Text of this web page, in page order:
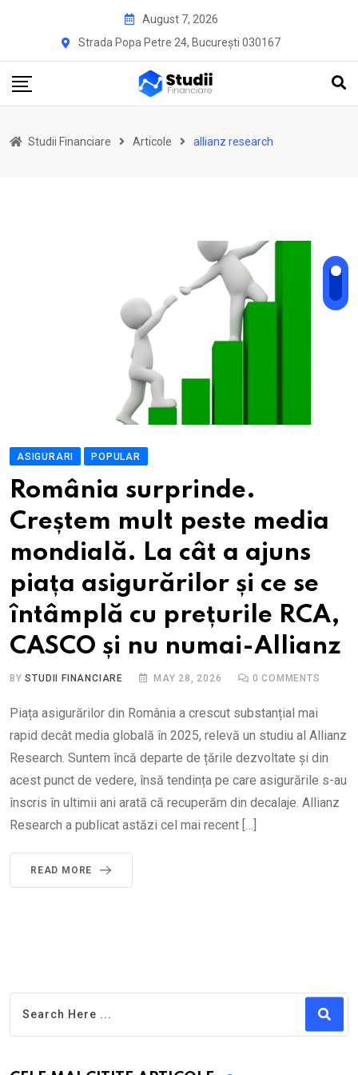
August 7, 2026
Strada Popa Petre 24, București 030167
Studii Financiare Articole allianz research
ASIGURARI POPULAR
România surprinde.
Creștem mult peste media
mondială. La cât a ajuns
piața asigurărilor și ce se
întâmplă cu prețurile RCA,
CASCO și nu numai-Allianz
BYSTUDII FINANCIARE MAY 28, 2026 0 COMMENTS
Piața asigurărilor din România a crescut substanțial mai
rapid decât media globală în 2025, relevă un studiu al Allianz
Research. Suntem încă departe de țările dezvoltate și din
acest punct de vedere, însă tendința pe care asigurările s-au
înscris în ultimii ani arată că recuperăm din decalaje. Allianz
Research a publicat astăzi cel mai recent […]
READ MORE